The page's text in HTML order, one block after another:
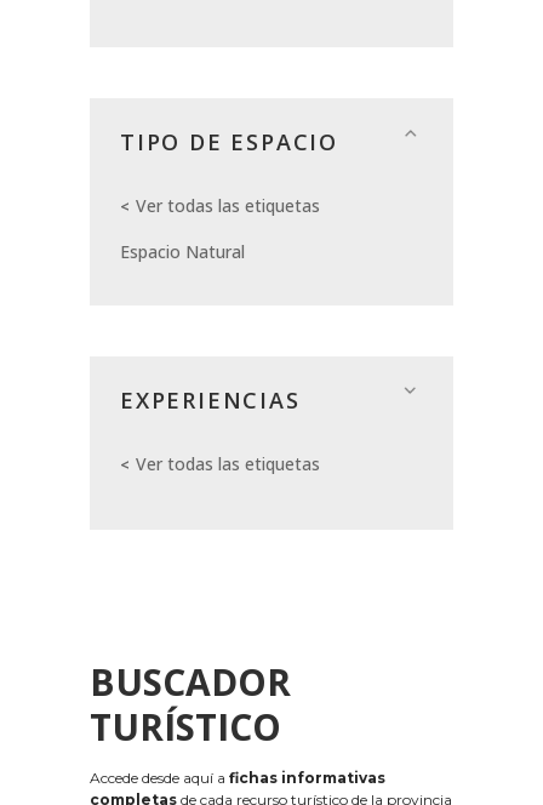
TIPO DE ESPACIO
Ver todas las etiquetas
Espacio Natural
EXPERIENCIAS
Ver todas las etiquetas
BUSCADOR
TURÍSTICO
Accede desde aquí a fichas informativas
completas de cada recurso turístico de la provincia